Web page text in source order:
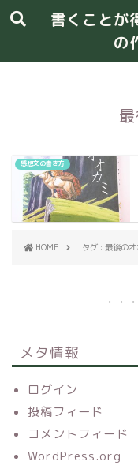
書くことが
の
感想文の書き方
HOME タグ : 最後のオ
メタ情報
ログイン
投稿フィード
コメントフィード
WordPress.org